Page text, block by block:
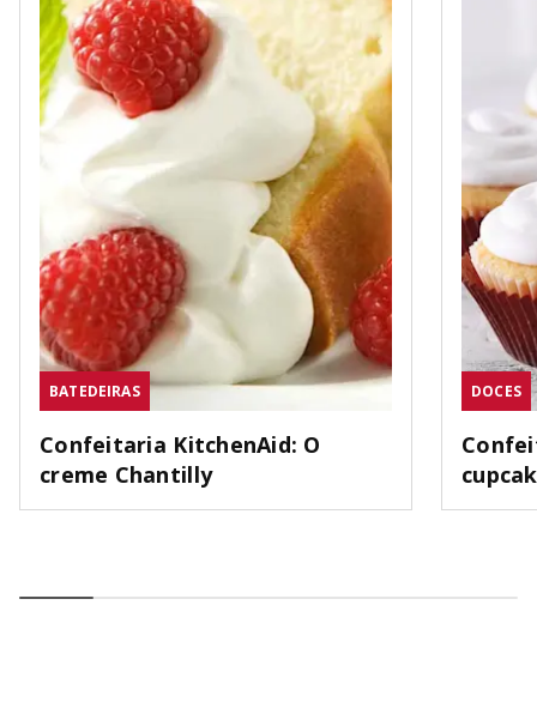
BATEDEIRAS
Confeitaria KitchenAid: O
creme Chantilly
DOCES